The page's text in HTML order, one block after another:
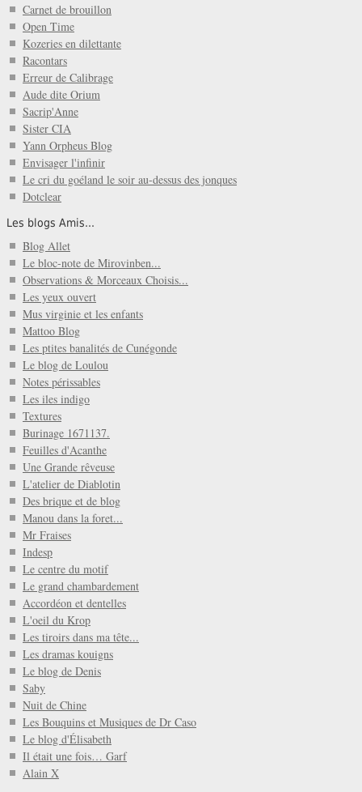
Carnet de brouillon
Open Time
Kozeries en dilettante
Racontars
Erreur de Calibrage
Aude dite Orium
Sacrip'Anne
Sister CIA
Yann Orpheus Blog
Envisager l'infinir
Le cri du goéland le soir au-dessus des jonques
Dotclear
Les blogs Amis...
Blog Allet
Le bloc-note de Mirovinben...
Observations & Morceaux Choisis...
Les yeux ouvert
Mus virginie et les enfants
Mattoo Blog
Les ptites banalités de Cunégonde
Le blog de Loulou
Notes périssables
Les iles indigo
Textures
Burinage 1671137.
Feuilles d'Acanthe
Une Grande rêveuse
L'atelier de Diablotin
Des brique et de blog
Manou dans la foret...
Mr Fraises
Indesp
Le centre du motif
Le grand chambardement
Accordéon et dentelles
L'oeil du Krop
Les tiroirs dans ma tête...
Les dramas kouigns
Le blog de Denis
Saby
Nuit de Chine
Les Bouquins et Musiques de Dr Caso
Le blog d'Élisabeth
Il était une fois… Garf
Alain X